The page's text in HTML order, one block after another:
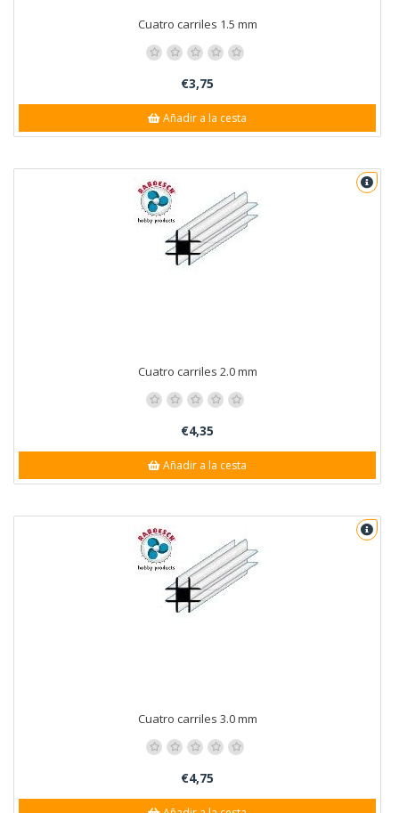
Cuatro carriles 1.5 mm
€3,75
Añadir a la cesta
Cuatro carriles 2.0 mm
€4,35
Añadir a la cesta
Cuatro carriles 3.0 mm
€4,75